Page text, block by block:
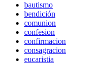
bautismo
bendición
comunion
confesion
confirmacion
consagracion
eucaristia